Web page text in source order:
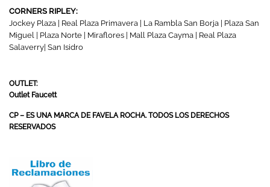
CORNERS RIPLEY:
Jockey Plaza | Real Plaza Primavera | La Rambla San Borja | Plaza San
Miguel | Plaza Norte | Miraflores | Mall Plaza Cayma | Real Plaza
Salaverry| San Isidro
OUTLET:
Outlet Faucett
CP – ES UNA MARCA DE FAVELA ROCHA. TODOS LOS DERECHOS
RESERVADOS